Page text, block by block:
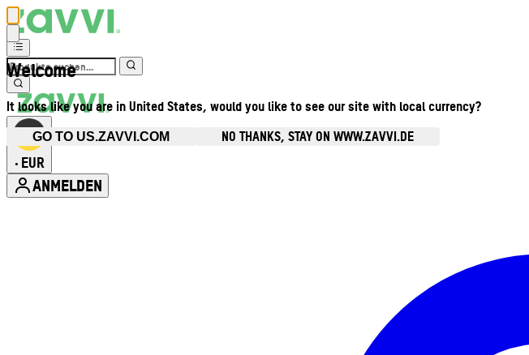
Welcome
It looks like you are in United States, would you like to see our site with local currency?
GO TO US.ZAVVI.COM NO THANKS, STAY ON WWW.ZAVVI.DE
• EUR
ANMELDEN